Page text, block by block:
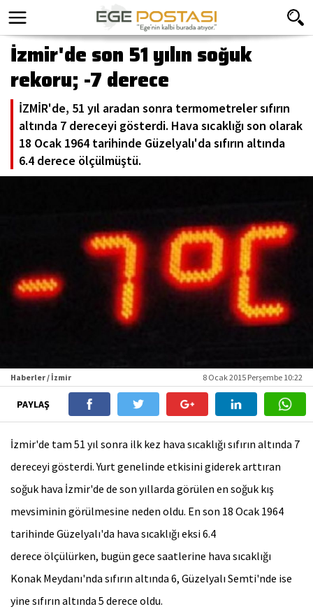
İzmir'de son 51 yılın soğuk
rekoru; -7 derece
İZMİR'de, 51 yıl aradan sonra termometreler sıfırın
altında 7 dereceyi gösterdi. Hava sıcaklığı son olarak
18 Ocak 1964 tarihinde Güzelyalı'da sıfırın altında
6.4 derece ölçülmüştü.
Haberler / İzmir 8 Ocak 2015 Perşembe 10:22
PAYLAŞ
İzmir'de tam 51 yıl sonra ilk kez hava sıcaklığı sıfırın altında 7
dereceyi gösterdi. Yurt genelinde etkisini giderek arttıran
soğuk hava İzmir'de de son yıllarda görülen en soğuk kış
mevsiminin görülmesine neden oldu. En son 18 Ocak 1964
tarihinde Güzelyalı'da hava sıcaklığı eksi 6.4
derece ölçülürken, bugün gece saatlerine hava sıcaklığı
Konak Meydanı'nda sıfırın altında 6, Güzelyalı Semti'nde ise
yine sıfırın altında 5 derece oldu.